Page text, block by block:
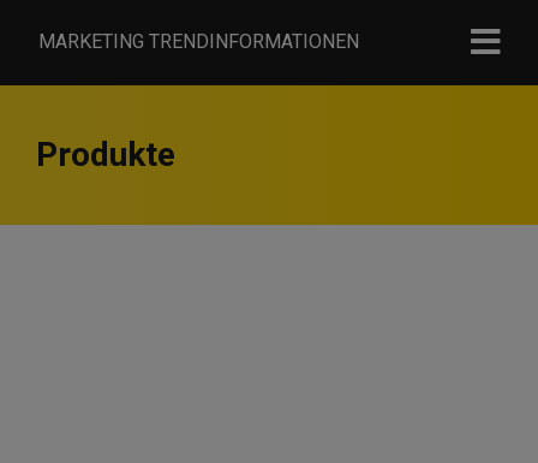
MARKETING TRENDINFORMATIONEN
Produkte